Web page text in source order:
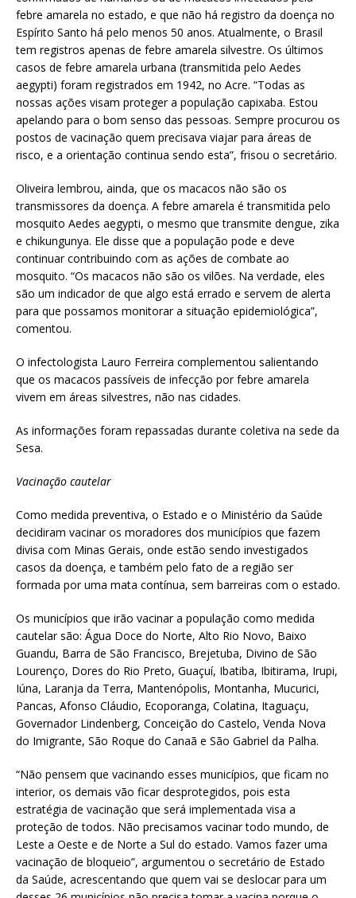
febre amarela no estado, e que não há registro da doença no
Espírito Santo há pelo menos 50 anos. Atualmente, o Brasil
tem registros apenas de febre amarela silvestre. Os últimos
casos de febre amarela urbana (transmitida pelo Aedes
aegypti) foram registrados em 1942, no Acre. “Todas as
nossas ações visam proteger a população capixaba. Estou
apelando para o bom senso das pessoas. Sempre procurou os
postos de vacinação quem precisava viajar para áreas de
risco, e a orientação continua sendo esta”, frisou o secretário.
Oliveira lembrou, ainda, que os macacos não são os
transmissores da doença. A febre amarela é transmitida pelo
mosquito Aedes aegypti, o mesmo que transmite dengue, zika
e chikungunya. Ele disse que a população pode e deve
continuar contribuindo com as ações de combate ao
mosquito. “Os macacos não são os vilões. Na verdade, eles
são um indicador de que algo está errado e servem de alerta
para que possamos monitorar a situação epidemiológica”,
comentou.
O infectologista Lauro Ferreira complementou salientando
que os macacos passíveis de infecção por febre amarela
vivem em áreas silvestres, não nas cidades.
As informações foram repassadas durante coletiva na sede da
Sesa.
Vacinação cautelar
Como medida preventiva, o Estado e o Ministério da Saúde
decidiram vacinar os moradores dos municípios que fazem
divisa com Minas Gerais, onde estão sendo investigados
casos da doença, e também pelo fato de a região ser
formada por uma mata contínua, sem barreiras com o estado.
Os municípios que irão vacinar a população como medida
cautelar são: Água Doce do Norte, Alto Rio Novo, Baixo
Guandu, Barra de São Francisco, Brejetuba, Divino de São
Lourenço, Dores do Rio Preto, Guaçuí, Ibatiba, Ibitirama, Irupi,
Iúna, Laranja da Terra, Mantenópolis, Montanha, Mucurici,
Pancas, Afonso Cláudio, Ecoporanga, Colatina, Itaguaçu,
Governador Lindenberg, Conceição do Castelo, Venda Nova
do Imigrante, São Roque do Canaã e São Gabriel da Palha.
“Não pensem que vacinando esses municípios, que ficam no
interior, os demais vão ficar desprotegidos, pois esta
estratégia de vacinação que será implementada visa a
proteção de todos. Não precisamos vacinar todo mundo, de
Leste a Oeste e de Norte a Sul do estado. Vamos fazer uma
vacinação de bloqueio”, argumentou o secretário de Estado
da Saúde, acrescentando que quem vai se deslocar para um